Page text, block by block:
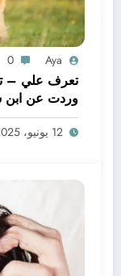
Aya
0
تعرف علي –
وردت عن ابن
يدي –
12 يونيو، 2025